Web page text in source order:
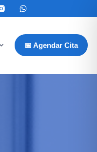
📅 Agendar Cita